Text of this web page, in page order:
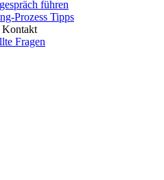
führen
Prozess Tipps
Kontakt
Fragen